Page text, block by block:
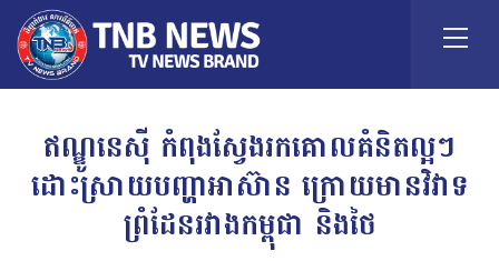
ឥណ្ឌូនេស៊ី កំពុងស្វែងរកគោលគំនិតល្អៗ
ដោះស្រាយបញ្ហាអាស៊ាន ក្រោយមានវិវាទ
ព្រំដែនរវាងកម្ពុជា និងថៃ